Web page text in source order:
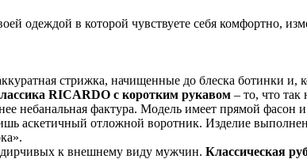
одеждой в которой чувствуете себя комфортно,
стрижка, начищенные до блеска ботинки
RICARDO с коротким рукавом – то, что
небанальная фактура. Модель имеет прямой
аскетичный отложной воротник. Изделие
к внешнему виду мужчин. Классическая